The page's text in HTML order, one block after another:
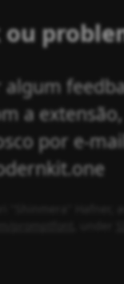
ou
algum
a
por e-